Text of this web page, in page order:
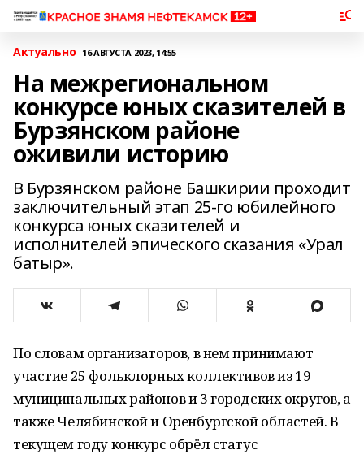
Актуально 16 АВГУСТА 2023, 14:55
На межрегиональном
конкурсе юных сказителей в
Бурзянском районе
оживили историю
В Бурзянском районе Башкирии проходит
заключительный этап 25-го юбилейного
конкурса юных сказителей и
исполнителей эпического сказания «Урал
батыр».
По словам организаторов, в нем принимают
участие 25 фольклорных коллективов из 19
муниципальных районов и 3 городских округов, а
также Челябинской и Оренбургской областей. В
текущем году конкурс обрёл статус